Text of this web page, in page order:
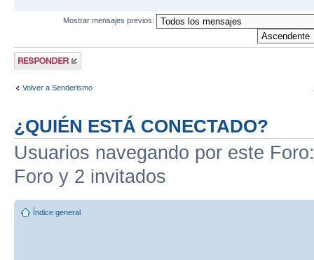
Mostrar mensajes previos:
Publicar una
respuesta
Volver a Senderismo
¿QUIÉN ESTÁ CONECTADO?
Usuarios navegando por este
Foro y 2 invitados
Índice general